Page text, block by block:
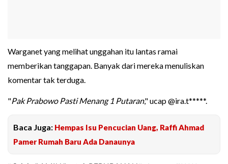
Warganet yang melihat unggahan itu lantas ramai
memberikan tanggapan. Banyak dari mereka menuliskan
komentar tak terduga.
"Pak Prabowo Pasti Menang 1 Putaran," ucap @ira.t*****.
Baca Juga: Hempas Isu Pencucian Uang, Raffi Ahmad
Pamer Rumah Baru Ada Danaunya